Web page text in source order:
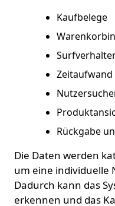
Kaufbelege
Rückgabe
Die Daten werden
um eine individuelle
Dadurch kann das
erkennen und das